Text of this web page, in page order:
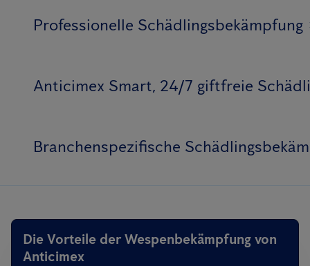
Professionelle Schädlingsbekämpfung
Anticimex Smart, 24/7 giftfreie
Branchenspezifische
Die Vorteile der Wespenbekämpfung von
Anticimex